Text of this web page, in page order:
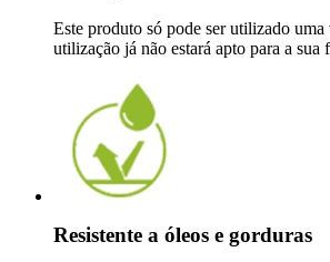
Este produto só pode ser utilizado uma
utilização já não estará apto para a sua
Resistente a óleos e gorduras